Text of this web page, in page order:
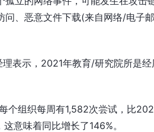
问、恶意文件下载(来自网络/电子
表示，2021年教育/研究院所是
个组织每周有1,582次尝试，比
意味着同比增长了146%。